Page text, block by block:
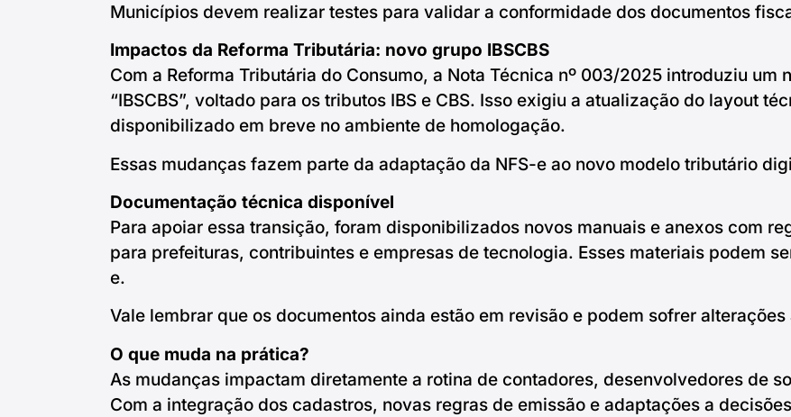
Municípios devem realizar testes para validar a conformidade dos documentos
Impactos da Reforma Tributária: novo grupo IBSCBS
Com a Reforma Tributária do Consumo, a Nota Técnica nº 003/2025 introduziu um
“IBSCBS”, voltado para os tributos IBS e CBS. Isso exigiu a atualização do layout
disponibilizado em breve no ambiente de homologação.
Essas mudanças fazem parte da adaptação da NFS-e ao novo modelo tributário
Documentação técnica disponível
Para apoiar essa transição, foram disponibilizados novos manuais e anexos com
para prefeituras, contribuintes e empresas de tecnologia. Esses materiais podem
e.
Vale lembrar que os documentos ainda estão em revisão e podem sofrer
O que muda na prática?
As mudanças impactam diretamente a rotina de contadores, desenvolvedores de
Com a integração dos cadastros, novas regras de emissão e adaptações a